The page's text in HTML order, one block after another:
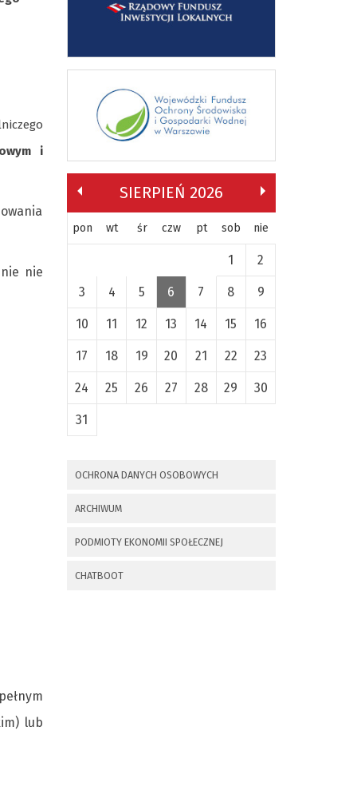
i
nie
lub
SIERPIEŃ 2026
pon wt śr czw pt sob nie
1 2
3 4 5 6 7 8 9
10 11 12 13 14 15 16
17 18 19 20 21 22 23
24 25 26 27 28 29 30
31
Bitwy pod
OCHRONA DANYCH OSOBOWYCH
ARCHIWUM
PODMIOTY EKONOMII SPOŁECZNEJ
CHATBOOT